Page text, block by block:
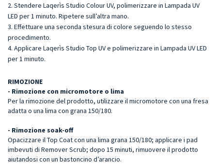
Stendere Laqerìs Studio Colour UV, polimerizzare in Lampada UV
LED per 1 minuto. Ripetere sull’altra mano.
Effettuare una seconda stesura di colore seguendo lo stesso
procedimento.
Applicare Laqerìs Studio Top UV e polimerizzare in Lampada UV LED
per 1 minuto.
RIMOZIONE
- Rimozione con micromotore o lima
Per la rimozione del prodotto, utilizzare il micromotore con una fresa
adatta o una lima con grana 150/180.
- Rimozione soak-off
Opacizzare il Top Coat con una lima grana 150/180; applicare i pad
imbevuti di Remover Scrub; dopo 15 minuti, rimuovere il prodotto
aiutandosi con un bastoncino d’arancio.